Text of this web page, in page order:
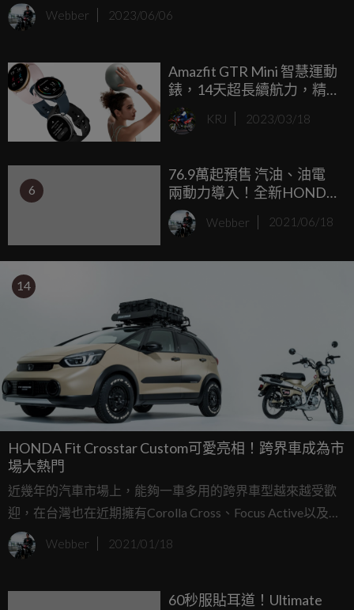
五月仍繳出1,379台的銷售實力，讓Honda Taiwan整體領牌數
達2,461台，較上月增長141%，並大幅超越總市場成長，榮
下，Honda Taiwan將持續保持亮眼的銷售成果，期盼再度攻
占車壇前三大市場地位。
Webber 2023/06/06
Amazfit GTR Mini 智慧運動
錶，14天超長續航力，精
準GPS定位追蹤！
KRJ 2023/03/18
6
76.9萬起預售 汽油、油電
兩動力導入！全新HONDA
FIT台灣預售開跑
Webber 2021/06/18
14
HONDA Fit Crosstar Custom可愛亮相！跨界車成為市
場大熱門
近幾年的汽車市場上，能夠一車多用的跨界車型越來越受歡
迎，在台灣也在近期擁有Corolla Cross、Focus Active以及大
量CUV可供購買，目前尚未在台上市的新一代HONDA Fit也
搭上這股潮流，由日本原廠推出的HONDA Fit Crosstar
Webber 2021/01/18
60秒服貼耳道！Ultimate